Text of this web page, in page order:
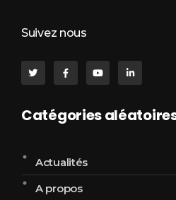
Suivez nous
Catégories
Actualités
A propos